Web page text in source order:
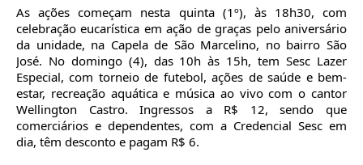
As ações começam nesta quinta (1º), às 18h30, com
celebração eucarística em ação de graças pelo aniversário
da unidade, na Capela de São Marcelino, no bairro São
José. No domingo (4), das 10h às 15h, tem Sesc Lazer
Especial, com torneio de futebol, ações de saúde e bem-
estar, recreação aquática e música ao vivo com o cantor
Wellington Castro. Ingressos a R$ 12, sendo que
comerciários e dependentes, com a Credencial Sesc em
dia, têm desconto e pagam R$ 6.